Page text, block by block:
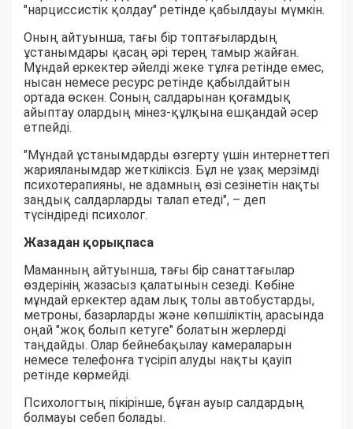
"нарциссистік қолдау" ретінде қабылдауы мүмкін.
Оның айтуынша, тағы бір топтағылардың
ұстанымдары қасаң әрі терең тамыр жайған.
Мұндай еркектер әйелді жеке тұлға ретінде емес,
нысан немесе ресурс ретінде қабылдайтын
ортада өскен. Соның салдарынан қоғамдық
айыптау олардың мінез-құлқына ешқандай әсер
етпейді.
"Мұндай ұстанымдарды өзгерту үшін интернеттегі
жарияланымдар жеткіліксіз. Бұл не ұзақ мерзімді
психотерапияны, не адамның өзі сезінетін нақты
заңдық салдарларды талап етеді", – деп
түсіндіреді психолог.
Жазадан қорықпаса
Маманның айтуынша, тағы бір санаттағылар
өздерінің жазасыз қалатынын сезеді. Көбіне
мұндай еркектер адам лық толы автобустарды,
метроны, базарларды және көпшіліктің арасында
оңай "жоқ болып кетуге" болатын жерлерді
таңдайды. Олар бейнебақылау камераларын
немесе телефонға түсіріп алуды нақты қауіп
ретінде көрмейді.
Психологтың пікірінше, бұған ауыр салдардың
болмауы себеп болады.